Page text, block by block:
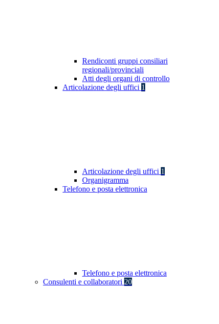
Rendiconti gruppi consiliari
regionali/provinciali
Atti degli organi di controllo
Articolazione degli uffici 1
Articolazione degli uffici 1
Organigramma
Telefono e posta elettronica
Telefono e posta elettronica
Consulenti e collaboratori 20